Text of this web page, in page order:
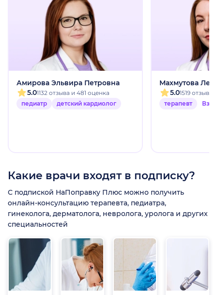
Амирова Эльвира Петровна
5.01132 отзыва и 481 оценка
педиатр
детский кардиолог
Махмутова
5.01519
терапевт
Какие врачи входят в подписку?
С подпиской НаПоправку Плюс можно получить
онлайн-консультацию терапевта, педиатра,
гинеколога, дерматолога, невролога, уролога и других
специальностей